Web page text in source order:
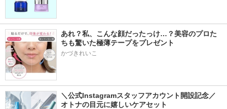
あれ？私、こんな顔だったっけ…？美容のプロた
ちも驚いた極薄テープをプレゼント
かづきれいこ
＼公式Instagramスタッフアカウント開設記念／
オトナの目元に嬉しいケアセット